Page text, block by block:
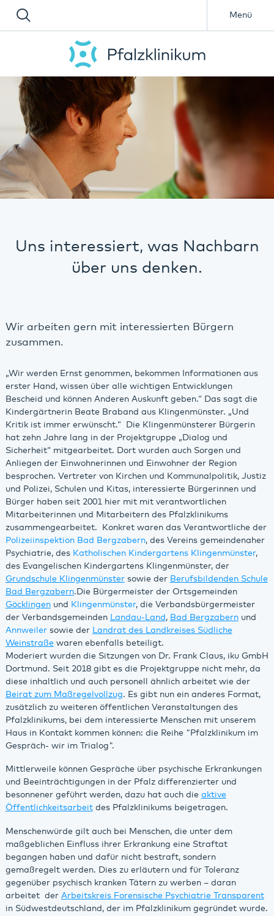
Menü
Uns interessiert, was Nachbarn
über uns denken.
Wir arbeiten gern mit interessierten Bürgern
zusammen.
„Wir werden Ernst genommen, bekommen Informationen aus
erster Hand, wissen über alle wichtigen Entwicklungen
Bescheid und können Anderen Auskunft geben.“ Das sagt die
Kindergärtnerin Beate Braband aus Klingenmünster. „Und
Kritik ist immer erwünscht.“ Die Klingenmünsterer Bürgerin
hat zehn Jahre lang in der Projektgruppe „Dialog und
Sicherheit“ mitgearbeitet. Dort wurden auch Sorgen und
Anliegen der Einwohnerinnen und Einwohner der Region
besprochen. Vertreter von Kirchen und Kommunalpolitik, Justiz
und Polizei, Schulen und Kitas, interessierte Bürgerinnen und
Bürger haben seit 2001 hier mit mit verantwortlichen
Mitarbeiterinnen und Mitarbeitern des Pfalzklinikums
zusammengearbeitet. Konkret waren das Verantwortliche der
Polizeiinspektion Bad Bergzabern, des Vereins gemeindenaher
Psychiatrie, des Katholischen Kindergartens Klingenmünster,
des Evangelischen Kindergartens Klingenmünster, der
Grundschule Klingenmünstersowie der Berufsbildenden Schule
Bad Bergzabern.Die Bürgermeister der Ortsgemeinden
Göcklingenund Klingenmünster, die Verbandsbürgermeister
der Verbandsgemeinden
Landau-Land , Bad Bergzabernund
Annweiler sowie der
Landrat des Landkreises Südliche
Weinstraße waren ebenfalls beteiligt.
Moderiert wurden die Sitzungen von Dr. Frank Claus, iku GmbH
Dortmund. Seit 2018 gibt es die Projektgruppe nicht mehr, da
diese inhaltlich und auch personell ähnlich arbeitet wie der
Beirat zum Maßregelvollzug. Es gibt nun ein anderes Format,
zusätzlich zu weiteren öffentlichen Veranstaltungen des
Pfalzklinikums, bei dem interessierte Menschen mit unserem
Haus in Kontakt kommen können: die Reihe "Pfalzklinikum im
Gespräch- wir im Trialog".
Mittlerweile können Gespräche über psychische Erkrankungen
und Beeinträchtigungen in der Pfalz differenzierter und
besonnener geführt werden, dazu hat auch die aktive
Öffentlichkeitsarbeitdes Pfalzklinikums beigetragen.
Menschenwürde gilt auch bei Menschen, die unter dem
maßgeblichen Einfluss ihrer Erkrankung eine Straftat
begangen haben und dafür nicht bestraft, sondern
gemaßregelt werden. Dies zu erläutern und für Toleranz
gegenüber psychisch kranken Tätern zu werben – daran
arbeitet der Arbeitskreis Forensische Psychiatrie Transparent
in Südwestdeutschland, der im Pfalzklinikum gegründet wurde.